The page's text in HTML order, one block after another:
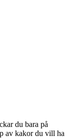
du bara på
av kakor du vill ha